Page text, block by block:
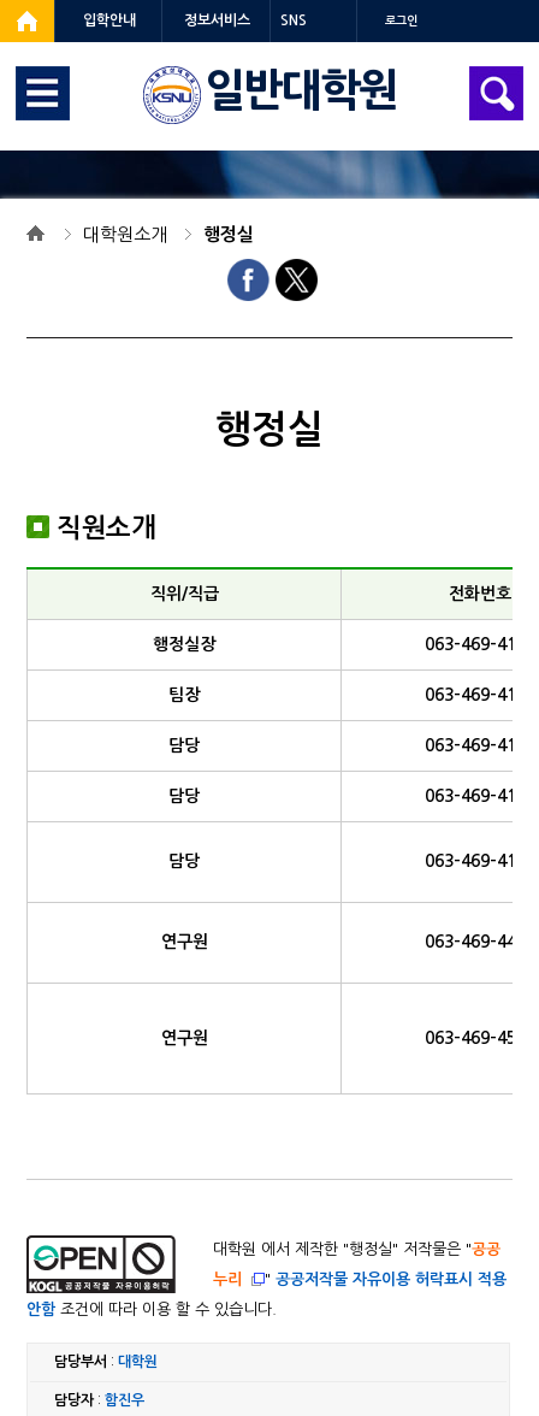
입학안내 정보서비스 SNS 로그인
일반대학원
대학원소개 행정실
행정실
직원소개
직위/직급 전화번호
행정실장 063-469-4169
팀장 063-469-4171
담당 063-469-4160
담당 063-469-4161
담당 063-469-4173
연구원 063-469-4448
연구원 063-469-4532
대학원 에서 제작한 "행정실" 저작물은 "공공
누리
"공공저작물 자유이용 허락표시 적용
안함조건에 따라 이용 할 수 있습니다.
담당부서 :대학원
담당자:함진우